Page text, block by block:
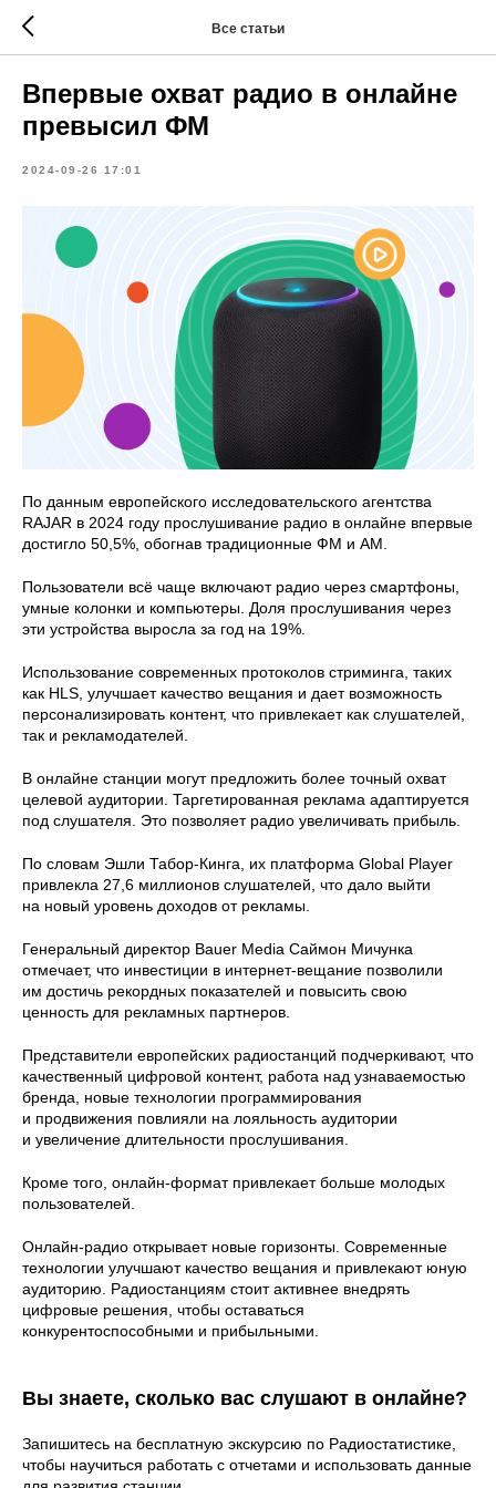
Все статьи
Впервые охват радио в онлайне
превысил ФМ
2024-09-26 17:01
По данным европейского исследовательского агентства
RAJAR в 2024 году прослушивание радио в онлайне впервые
достигло 50,5%, обогнав традиционные ФМ и АМ.
Пользователи всё чаще включают радио через смартфоны,
умные колонки и компьютеры. Доля прослушивания через
эти устройства выросла за год на 19%.
Использование современных протоколов стриминга, таких
как HLS, улучшает качество вещания и дает возможность
персонализировать контент, что привлекает как слушателей,
так и рекламодателей.
В онлайне станции могут предложить более точный охват
целевой аудитории. Таргетированная реклама адаптируется
под слушателя. Это позволяет радио увеличивать прибыль.
По словам Эшли Табор-Кинга, их платформа Global Player
привлекла 27,6 миллионов слушателей, что дало выйти
на новый уровень доходов от рекламы.
Генеральный директор Bauer Media Саймон Мичунка
отмечает, что инвестиции в интернет-вещание позволили
им достичь рекордных показателей и повысить свою
ценность для рекламных партнеров.
Представители европейских радиостанций подчеркивают, что
качественный цифровой контент, работа над узнаваемостью
бренда, новые технологии программирования
и продвижения повлияли на лояльность аудитории
и увеличение длительности прослушивания.
Кроме того, онлайн-формат привлекает больше молодых
пользователей.
Онлайн-радио открывает новые горизонты. Современные
технологии улучшают качество вещания и привлекают юную
аудиторию. Радиостанциям стоит активнее внедрять
цифровые решения, чтобы оставаться
конкурентоспособными и прибыльными.
Вы знаете, сколько вас слушают в онлайне?
Запишитесь на бесплатную экскурсию по Радиостатистике,
чтобы научиться работать с отчетами и использовать данные